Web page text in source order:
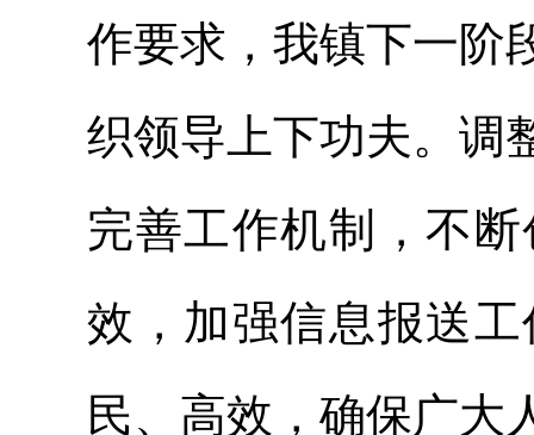
作要求，我镇下一阶
织领导上下功夫。调
完善工作机制，不
效，加强信息报送
民、高效，确保广大